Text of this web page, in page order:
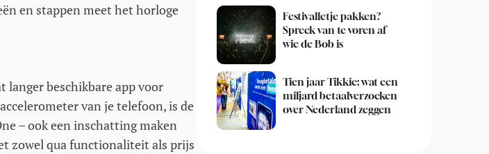
en stappen meet het horloge
beschikbare app voor
van je telefoon, is de
– ook een inschatting maken
zowel qua functionaliteit als prijs
Festivalletje pakken?
Spreek van te voren af
wie de Bob is
Tien jaar Tikkie: wat een
miljard betaalverzoeken
over Nederland zeggen